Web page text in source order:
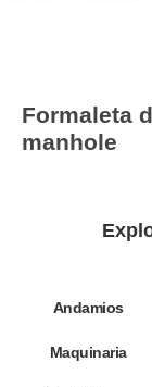
Formaleta
manhole
Andamios
Maquinaria